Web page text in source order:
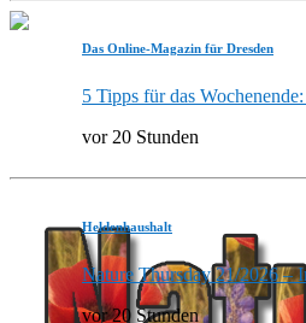
Das Online-Magazin für Dresden
5 Tipps für das
vor 20 Stunden
Heldenhaushalt
Nature Thursday 21/2026 –
vor 20 Stunden